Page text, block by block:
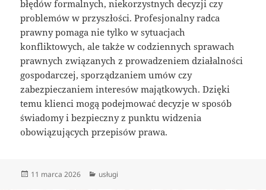
błędów formalnych, niekorzystnych decyzji czy
problemów w przyszłości. Profesjonalny radca
prawny pomaga nie tylko w sytuacjach
konfliktowych, ale także w codziennych sprawach
prawnych związanych z prowadzeniem działalności
gospodarczej, sporządzaniem umów czy
zabezpieczaniem interesów majątkowych. Dzięki
temu klienci mogą podejmować decyzje w sposób
świadomy i bezpieczny z punktu widzenia
obowiązujących przepisów prawa.
Data
11 marca 2026 Kategorie
usługi